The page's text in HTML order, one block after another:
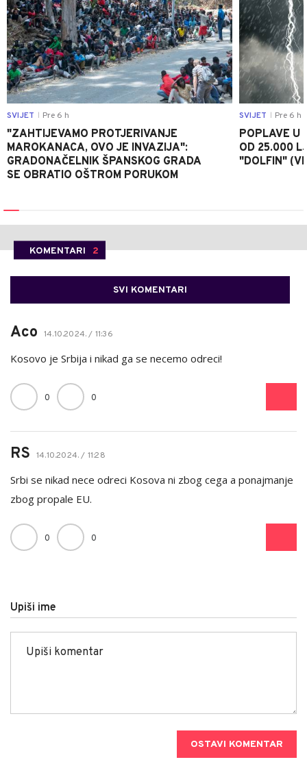
SVIJET Pre 6 h
"ZAHTIJEVAMO PROTJERIVANJE
MAROKANACA, OVO JE INVAZIJA":
GRADONAČELNIK ŠPANSKOG GRADA
SE OBRATIO OŠTROM PORUKOM
SVIJET Pre 6 h
POPLAVE U
OD 25.000
"DOLFIN"
KOMENTARI 2
SVI KOMENTARI
Aco 14.10.2024. / 11:36
Kosovo je Srbija i nikad ga se necemo odreci!
0 0
RS 14.10.2024. / 11:28
Srbi se nikad nece odreci Kosova ni zbog cega a ponajmanje
zbog propale EU.
0 0
Upiši ime
OSTAVI KOMENTAR